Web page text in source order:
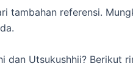
tambahan referensi.
dan Utsukushhii? Berikut